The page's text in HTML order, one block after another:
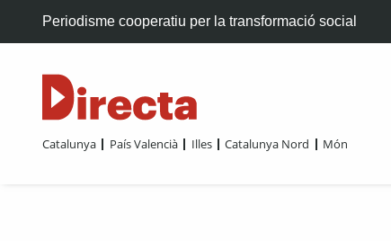
Periodisme cooperatiu per la transformació social
Catalunya País Valencià Illes Catalunya Nord Món